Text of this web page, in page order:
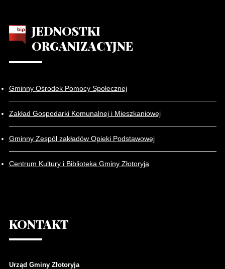
JEDNOSTKI
ORGANIZACYJNE
Gminny Ośrodek Pomocy Społecznej
Zakład Gospodarki Komunalnej i Mieszkaniowej
Gminny Zespół zakładów Opieki Podstawowej
Centrum Kultury i Biblioteka Gminy Złotoryja
KONTAKT
Urząd Gminy Złotoryja